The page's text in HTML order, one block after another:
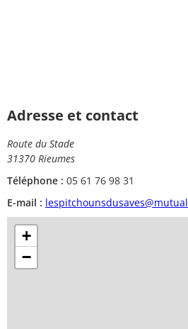
Adresse et contact
Route du Stade
31370 Rieumes
Téléphone : 05 61 76 98 31
E-mail :
+
−